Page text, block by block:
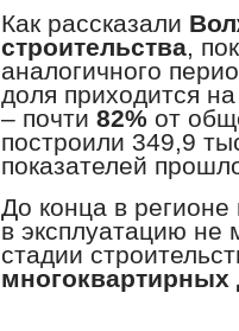
Как рассказали
строительства,
аналогичного
доля приходится
– почти 82% от
построили 349,9
показателей
До конца в регионе
в эксплуатацию не
стадии